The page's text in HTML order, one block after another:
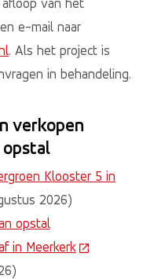
e-mail naar
. Als het project is
in behandeling.
verkopen
Klooster 5 in
externe website)
2026)
opstal
in Meerkerk(Deze link